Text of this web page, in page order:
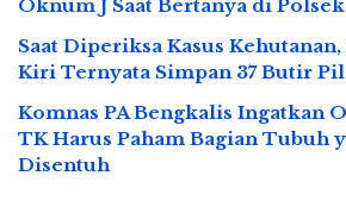
Oknum J Saat Bertanya di
Saat Diperiksa Kasus
Kiri Ternyata Simpan 37 Butir
Komnas PA Bengkalis Ingatkan
TK Harus Paham Bagian Tubuh
Disentuh